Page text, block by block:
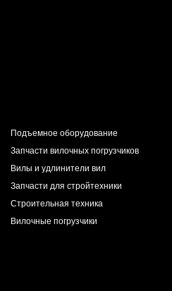
Подъемное оборудование
Запчасти вилочных погрузчиков
Вилы и удлинители вил
Запчасти для стройтехники
Строительная техника
Вилочные погрузчики